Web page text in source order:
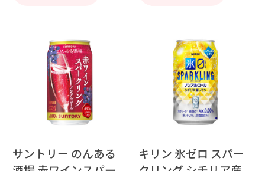
サントリー のんある
キリン 氷ゼロ スパー